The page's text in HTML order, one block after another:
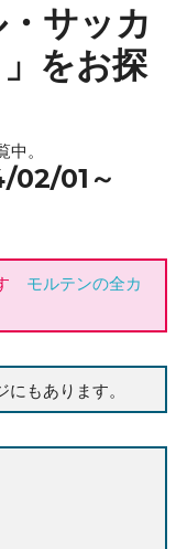
・サッカ
をお探
中。
02/01～
モルテンの全カ
もあります。